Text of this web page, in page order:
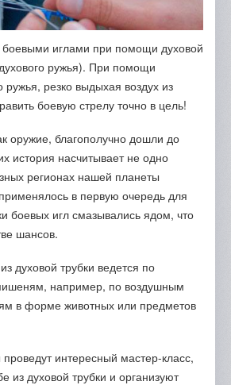
боевыми иглами при помощи духовой
ружья). При помощи
ружья, резко выдыхая воздух из
боевую стрелу точно в цель!
оружие, благополучно дошли до
история насчитывает не одно
регионах нашей планеты
в первую очередь для
боевых игл смазывались ядом, что
шансов.
духовой трубки ведется по
например, по воздушным
в форме животных или предметов
интересный мастер-класс,
из духовой трубки и организуют